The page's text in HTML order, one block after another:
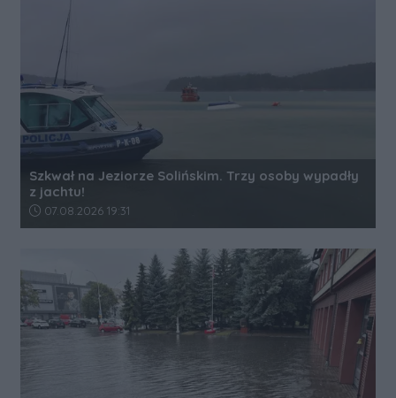
Szkwał na Jeziorze Solińskim. Trzy osoby wypadły
z jachtu!
Data dodania artykułu:
07.08.2026 19:31